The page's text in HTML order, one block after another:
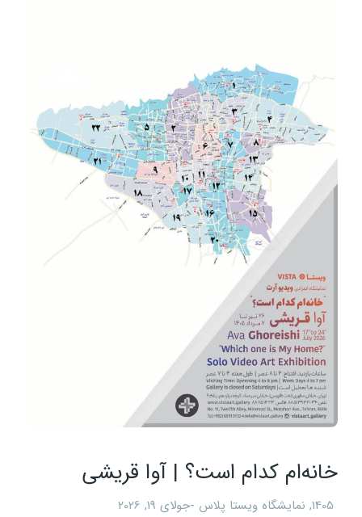
خانه‌ام کدام است؟ | آوا قریشی
1405
, نمایشگاه ویستا پلاس جولای 19, 2026